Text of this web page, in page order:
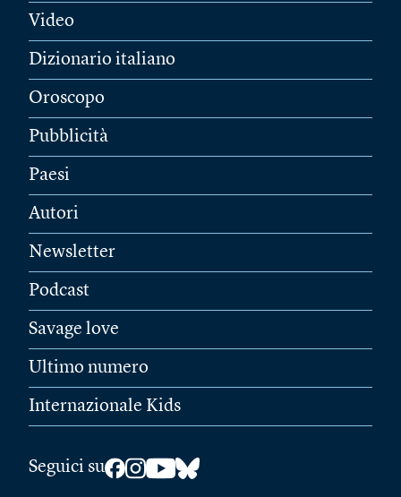
Video
Dizionario italiano
Oroscopo
Pubblicità
Paesi
Autori
Newsletter
Podcast
Savage love
Ultimo numero
Internazionale Kids
Seguici su